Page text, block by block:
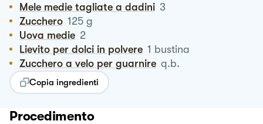
Mele medie tagliate a dadini 3
Zucchero 125 g
Uova medie 2
Lievito per dolci in polvere 1 bustina
Zucchero a velo per guarnire q.b.
Copia ingredienti
Procedimento